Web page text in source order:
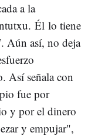
a la
Él lo tiene
Aún así, no deja
Así señala con
fue por
y por el dinero
y empujar",